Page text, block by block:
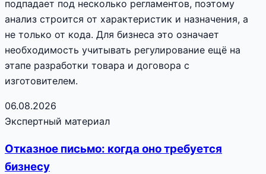
подпадает под несколько регламентов, поэтому
анализ строится от характеристик и назначения, а
не только от кода. Для бизнеса это означает
необходимость учитывать регулирование ещё на
этапе разработки товара и договора с
изготовителем.
06.08.2026
Экспертный материал
Отказное письмо: когда оно требуется
бизнесу